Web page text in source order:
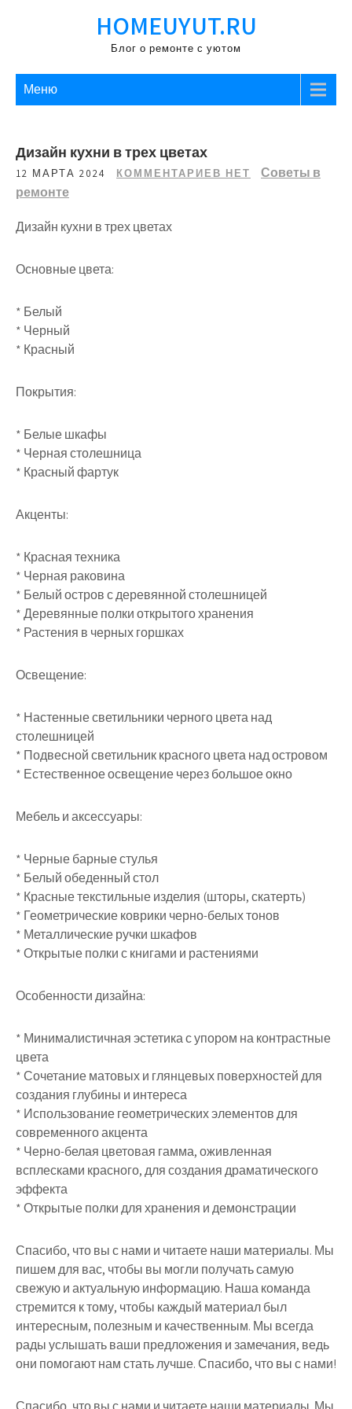
HOMEUYUT.RU
Блог о ремонте с уютом
Меню
Дизайн кухни в трех цветах
12 МАРТА 2024 КОММЕНТАРИЕВ НЕТ
Советы в
ремонте
Дизайн кухни в трех цветах
Основные цвета:
* Белый
* Черный
* Красный
Покрытия:
* Белые шкафы
* Черная столешница
* Красный фартук
Акценты:
* Красная техника
* Черная раковина
* Белый остров с деревянной столешницей
* Деревянные полки открытого хранения
* Растения в черных горшках
Освещение:
* Настенные светильники черного цвета над
столешницей
* Подвесной светильник красного цвета над островом
* Естественное освещение через большое окно
Мебель и аксессуары:
* Черные барные стулья
* Белый обеденный стол
* Красные текстильные изделия (шторы, скатерть)
* Геометрические коврики черно-белых тонов
* Металлические ручки шкафов
* Открытые полки с книгами и растениями
Особенности дизайна:
* Минималистичная эстетика с упором на контрастные
цвета
* Сочетание матовых и глянцевых поверхностей для
создания глубины и интереса
* Использование геометрических элементов для
современного акцента
* Черно-белая цветовая гамма, оживленная
всплесками красного, для создания драматического
эффекта
* Открытые полки для хранения и демонстрации
Спасибо, что вы с нами и читаете наши материалы. Мы
пишем для вас, чтобы вы могли получать самую
свежую и актуальную информацию. Наша команда
стремится к тому, чтобы каждый материал был
интересным, полезным и качественным. Мы всегда
рады услышать ваши предложения и замечания, ведь
они помогают нам стать лучше. Спасибо, что вы с нами!